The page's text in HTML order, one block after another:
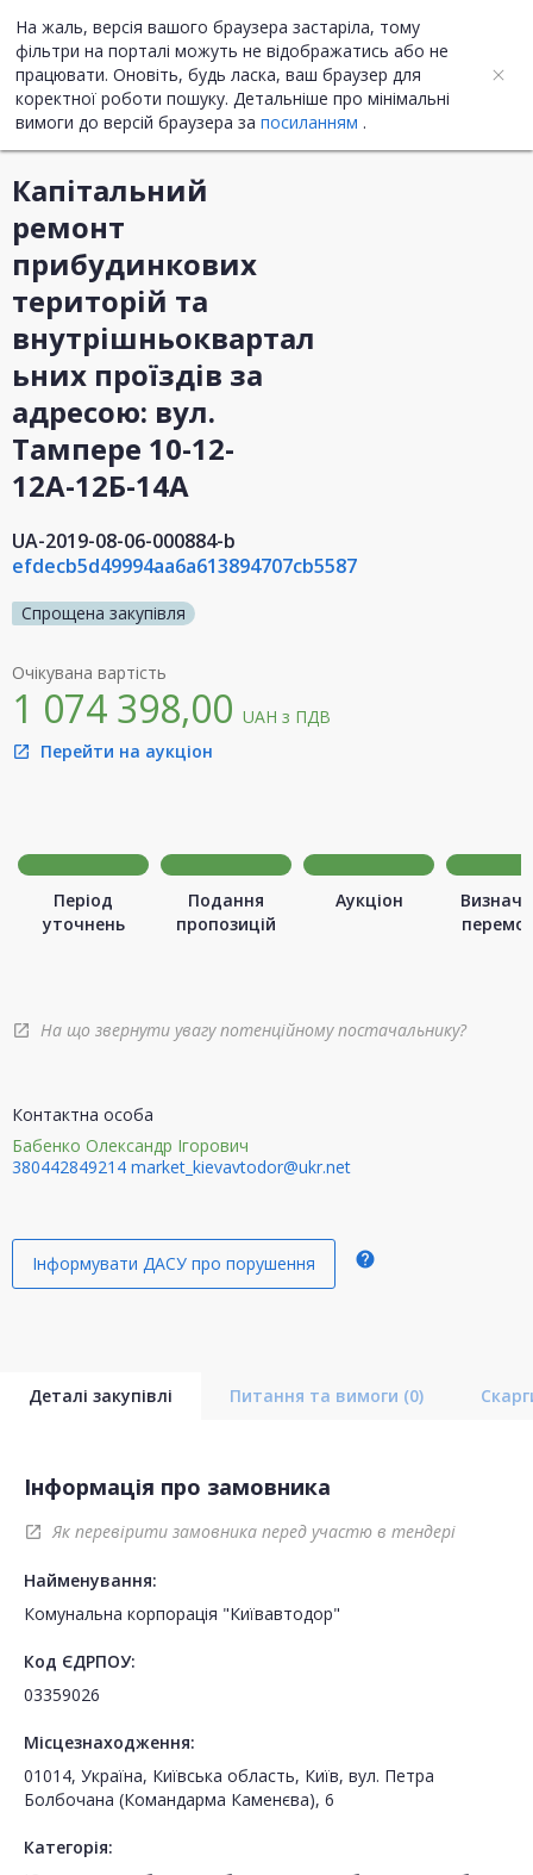
На жаль, версія вашого браузера застаріла, тому
фільтри на порталі можуть не відображатись або не
працювати. Оновіть, будь ласка, ваш браузер для
коректної роботи пошуку. Детальніше про мінімальні
вимоги до версій браузера за посиланням .
UA ENG
Інформація про закупівлю
Капітальний
ремонт
прибудинкових
територій та
внутрішньоквартал
ьних проїздів за
адресою: вул.
Тампере 10-12-
12А-12Б-14А
UA-2019-08-06-000884-b
efdecb5d49994aa6a613894707cb5587
Спрощена закупівля
Очікувана вартість
1 074 398,00 UAH з ПДВ
open_in_new Перейти на аукціон
Період
уточнень
Подання
пропозицій
Аукціон
open_in_new На що звернути увагу потенційному постачальнику?
Контактна особа
Бабенко Олександр Ігорович
380442849214 market_kievavtodor@ukr.net
Інформувати ДАСУ про порушення help
Деталі закупівлі Питання та вимоги (0)
Інформація про замовника
open_in_new Як перевірити замовника перед участю в тендері
Найменування:
Комунальна корпорація "Київавтодор"
Код ЄДРПОУ:
03359026
Місцезнаходження:
01014, Україна, Київська область, Київ, вул. Петра
Болбочана (Командарма Каменєва), 6
Категорія: